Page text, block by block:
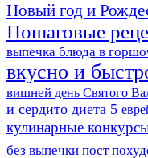
Новый год и
Пошаговые
выпечка блюда в
вкусно и
вишней день Святого
и сердито диета 5
кулинарные
без выпечки пост